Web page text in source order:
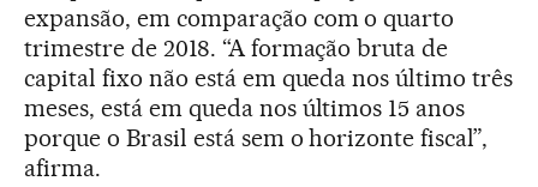
expansão, em comparação com o quarto
trimestre de 2018. “A formação bruta de
capital fixo não está em queda nos último três
meses, está em queda nos últimos 15 anos
porque o Brasil está sem o horizonte fiscal”,
afirma.